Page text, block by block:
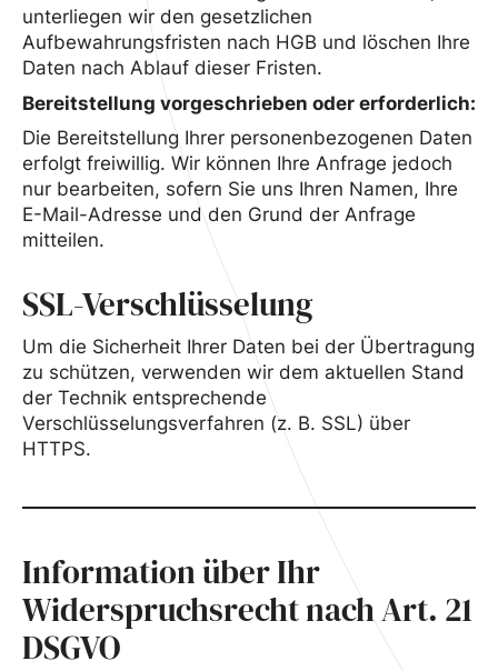
unterliegen wir den gesetzlichen
Aufbewahrungsfristen nach HGB und löschen Ihre
Daten nach Ablauf dieser Fristen.
Bereitstellung vorgeschrieben oder erforderlich:
Die Bereitstellung Ihrer personenbezogenen Daten
erfolgt freiwillig. Wir können Ihre Anfrage jedoch
nur bearbeiten, sofern Sie uns Ihren Namen, Ihre
E-Mail-Adresse und den Grund der Anfrage
mitteilen.
SSL-Verschlüsselung
Um die Sicherheit Ihrer Daten bei der Übertragung
zu schützen, verwenden wir dem aktuellen Stand
der Technik entsprechende
Verschlüsselungsverfahren (z. B. SSL) über
HTTPS.
Information über Ihr
Widerspruchsrecht nach Art. 21
DSGVO